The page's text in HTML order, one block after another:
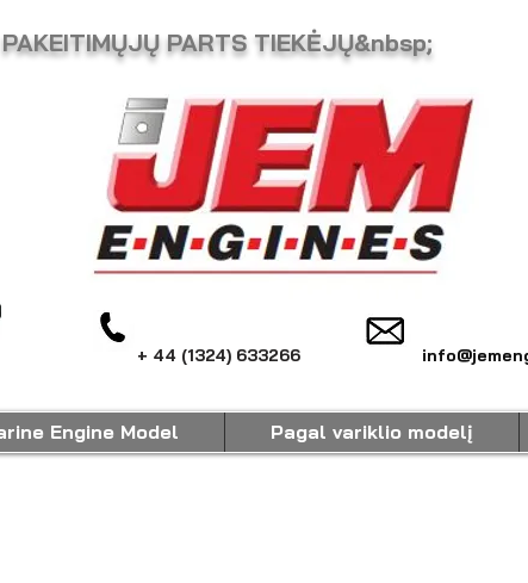
PARTS TIEKĖJŲ&nbsp;
+ 44 (1324) 633266
Engine Model Pagal variklio modelį